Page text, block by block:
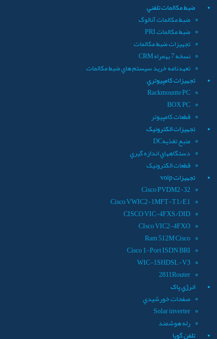
ضبط مکالمات تلفني
ضبط مکالمات آنالوگ
ضبط مکالمات PRI
تجهيزات ضبط مکالمات
نسخه 7 بهمراه CRM
تعهدنامه خريد سيستم هاي ضبط مکالمات
تجهيزات کامپيوتري
Rackmounte PC
BOX PC
قطعات کامپيوتر
تجهيزات الکترونيک
منبع تغذيهDC
دستگاههاي اندازه گيري
قطعات الکترونيک
تجهيزات voip
Cisco PVDM2-32
Cisco VWIC2-1MFT-T1/E1
CISCO VIC-4FXS/DID
CIsco VIC2-4FXO
Ram 512M Cisco
Cisco 1-Port ISDN BRI
WIC-1SHDSL-V3
2811Router
انرژي پاک
صفحات خورشيدي
Solar inverter
رله هوشمند
تلفن گويا